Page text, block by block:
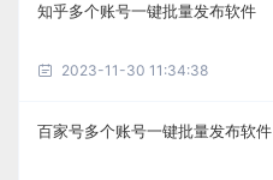
知乎多个账号一键批量发布软件
2023-11-30 11:34:38
百家号多个账号一键批量发布软件